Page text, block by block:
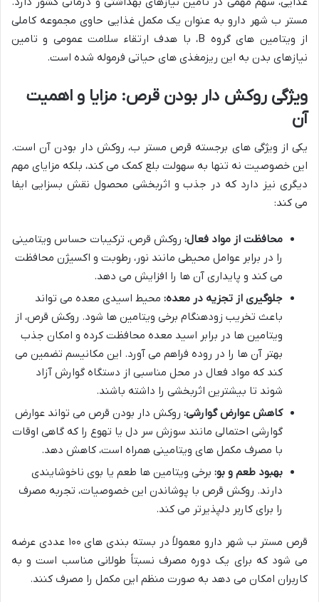
مستر ب شهر دارو به عنوان یک مکمل غذایی حاوی مجموعه کاملی
از ویتامین های گروه B، با هدف ارتقاء سلامت عمومی و تامین
نیازهای بدن به این ریزمغذی های حیاتی فرموله شده است.
ویژگی روکش دار بودن قرص: مزایا و اهمیت
آن
یکی از ویژگی های برجسته قرص مستر ب، روکش دار بودن آن است.
این خصوصیت نه تنها به سهولت بلع کمک می کند، بلکه مزایای مهم
دیگری نیز دارد که در جذب و اثربخشی محصول نقش بسزایی ایفا
می کند:
محافظت از مواد فعال: روکش قرص، ترکیبات حساس ویتامینی
را در برابر عوامل محیطی مانند نور، رطوبت و اکسیژن محافظت
می کند و پایداری آن ها را افزایش می دهد.
جلوگیری از تجزیه در معده: محیط اسیدی معده می تواند
باعث تخریب زودهنگام برخی ویتامین ها شود. روکش قرص، از
ویتامین ها در برابر اسید معده محافظت کرده و امکان جذب
بهتر آن ها را در روده فراهم می آورد. این مکانیسم تضمین می
کند که مواد فعال در محل مناسبی از دستگاه گوارش آزاد
شوند تا بیشترین اثربخشی را داشته باشند.
کاهش عوارض گوارشی: روکش دار بودن قرص می تواند عوارض
گوارشی احتمالی مانند سوزش سر دل یا تهوع را که گاهی اوقات
با مصرف مکمل های ویتامینی همراه است، کاهش دهد.
بهبود طعم و بو: برخی ویتامین ها طعم یا بوی ناخوشایندی
دارند. روکش قرص با پوشاندن این خصوصیات، تجربه مصرف
را برای کاربر دلپذیرتر می کند.
قرص مستر ب شهر دارو معمولاً در بسته بندی های ۱۰۰ عددی عرضه
می شود که برای یک دوره مصرف نسبتاً طولانی مناسب است و به
کاربران امکان می دهد به صورت منظم این مکمل را مصرف کنند.